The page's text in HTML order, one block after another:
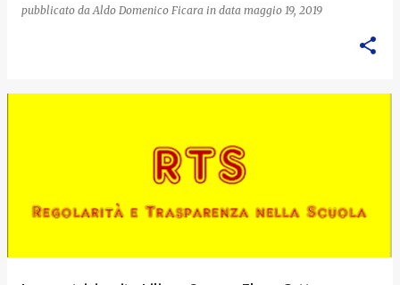
pubblicato da Aldo Domenico Ficara in data maggio 19, 2019